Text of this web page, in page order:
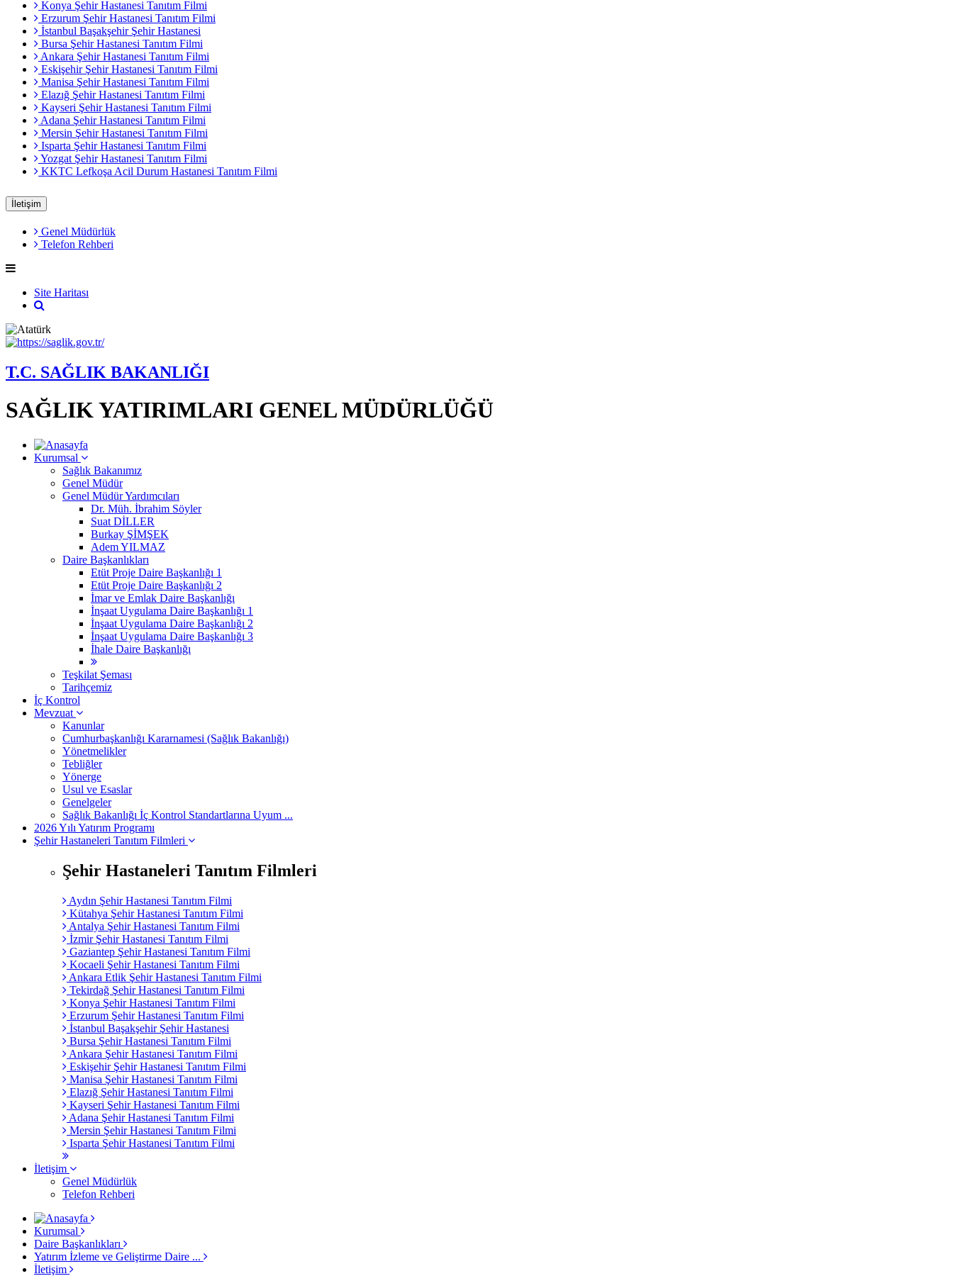
Konya Şehir Hastanesi Tanıtım Filmi
Erzurum Şehir Hastanesi Tanıtım Filmi
İstanbul Başakşehir Şehir Hastanesi
Bursa Şehir Hastanesi Tanıtım Filmi
Ankara Şehir Hastanesi Tanıtım Filmi
Eskişehir Şehir Hastanesi Tanıtım Filmi
Manisa Şehir Hastanesi Tanıtım Filmi
Elazığ Şehir Hastanesi Tanıtım Filmi
Kayseri Şehir Hastanesi Tanıtım Filmi
Adana Şehir Hastanesi Tanıtım Filmi
Mersin Şehir Hastanesi Tanıtım Filmi
Isparta Şehir Hastanesi Tanıtım Filmi
Yozgat Şehir Hastanesi Tanıtım Filmi
KKTC Lefkoşa Acil Durum Hastanesi Tanıtım Filmi
İletişim
Genel Müdürlük
Telefon Rehberi
Site Haritası
T.C. SAĞLIK BAKANLIĞI
SAĞLIK YATIRIMLARI GENEL MÜDÜRLÜĞÜ
Kurumsal
Sağlık Bakanımız
Genel Müdür
Genel Müdür Yardımcıları
Dr. Müh. İbrahim Söyler
Suat DİLLER
Burkay ŞİMŞEK
Adem YILMAZ
Daire Başkanlıkları
Etüt Proje Daire Başkanlığı 1
Etüt Proje Daire Başkanlığı 2
İmar ve Emlak Daire Başkanlığı
İnşaat Uygulama Daire Başkanlığı 1
İnşaat Uygulama Daire Başkanlığı 2
İnşaat Uygulama Daire Başkanlığı 3
İhale Daire Başkanlığı
Teşkilat Şeması
Tarihçemiz
İç Kontrol
Mevzuat
Kanunlar
Cumhurbaşkanlığı Kararnamesi (Sağlık Bakanlığı)
Yönetmelikler
Tebliğler
Yönerge
Usul ve Esaslar
Genelgeler
Sağlık Bakanlığı İç Kontrol Standartlarına Uyum ...
2026 Yılı Yatırım Programı
Şehir Hastaneleri Tanıtım Filmleri
Şehir Hastaneleri Tanıtım Filmleri
Aydın Şehir Hastanesi Tanıtım Filmi
Kütahya Şehir Hastanesi Tanıtım Filmi
Antalya Şehir Hastanesi Tanıtım Filmi
İzmir Şehir Hastanesi Tanıtım Filmi
Gaziantep Şehir Hastanesi Tanıtım Filmi
Kocaeli Şehir Hastanesi Tanıtım Filmi
Ankara Etlik Şehir Hastanesi Tanıtım Filmi
Tekirdağ Şehir Hastanesi Tanıtım Filmi
Konya Şehir Hastanesi Tanıtım Filmi
Erzurum Şehir Hastanesi Tanıtım Filmi
İstanbul Başakşehir Şehir Hastanesi
Bursa Şehir Hastanesi Tanıtım Filmi
Ankara Şehir Hastanesi Tanıtım Filmi
Eskişehir Şehir Hastanesi Tanıtım Filmi
Manisa Şehir Hastanesi Tanıtım Filmi
Elazığ Şehir Hastanesi Tanıtım Filmi
Kayseri Şehir Hastanesi Tanıtım Filmi
Adana Şehir Hastanesi Tanıtım Filmi
Mersin Şehir Hastanesi Tanıtım Filmi
Isparta Şehir Hastanesi Tanıtım Filmi
İletişim
Genel Müdürlük
Telefon Rehberi
Kurumsal
Daire Başkanlıkları
Yatırım İzleme ve Geliştirme Daire ...
İletişim